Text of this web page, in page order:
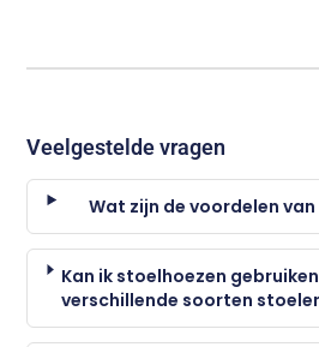
Veelgestelde vragen
Wat zijn de voordelen
Kan ik stoelhoezen
verschillende soorten